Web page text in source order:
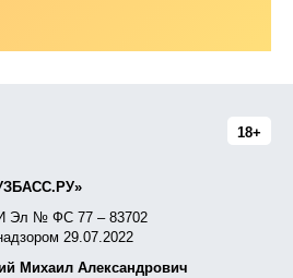
18+
Эл № ФС 77 – 83702
29.07.2022
Михаил Александрович